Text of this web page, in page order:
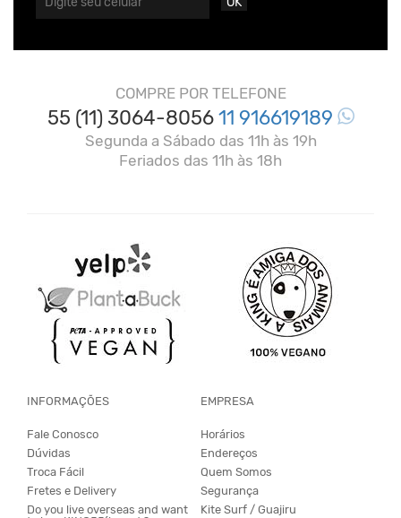
COMPRE POR TELEFONE
55 (11) 3064-805611 916619189
Segunda a Sábado das 11h às 19h
Feriados das 11h às 18h
INFORMAÇÕES
Fale Conosco
Dúvidas
Troca Fácil
Fretes e Delivery
Do you live overseas and want
EMPRESA
Horários
Endereços
Quem Somos
Segurança
Kite Surf / Guajiru